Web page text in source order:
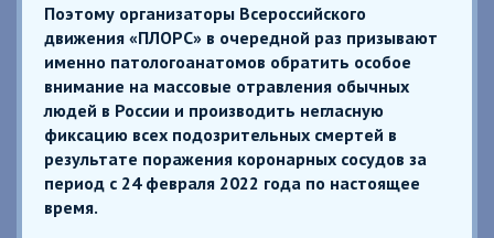
Поэтому организаторы Всероссийского
движения «ПЛОРС» в очередной раз призывают
именно патологоанатомов обратить особое
внимание на массовые отравления обычных
людей в России и производить негласную
фиксацию всех подозрительных смертей в
результате поражения коронарных сосудов за
период с 24 февраля 2022 года по настоящее
время.